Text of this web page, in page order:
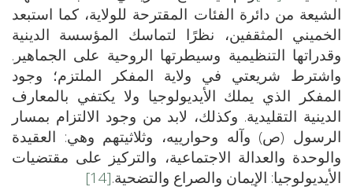
الشيعة من دائرة الفئات المقترحة للولاية، كما استبعد
الخميني المثقفين، نظرًا لتماسك المؤسسة الدينية
وقدراتها التنظيمية وسيطرتها الروحية على الجماهير.
واشترط شريعتي في ولاية المفكر الملتزم؛ وجود
المفكر الذي يملك الأيديولوجيا ولا يكتفي بالمعارف
الدينية التقليدية. وكذلك، لابد من وجود الالتزام بمسار
الرسول (ص) وآله وحوارييه، وثلاثيتهم وهي: العقيدة
والوحدة والعدالة الاجتماعية، والتركيز على مقتضيات
الأيديولوجيا: الإيمان والصراع والتضحية.[14]